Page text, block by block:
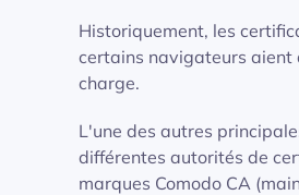
Historiquement, les
certains navigateurs aient
charge.
L'une des autres
différentes autorités de
marques Comodo CA